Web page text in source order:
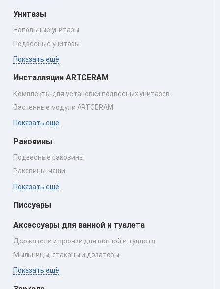
Унитазы
Напольные унитазы
Подвесные унитазы
Показать ещё
Инсталляции ARTCERAM
Комплекты для установки подвесных унитазов
Застенные модули ARTCERAM
Показать ещё
Раковины
Подвесные раковины
Раковины‑чаши
Показать ещё
Писсуары
Аксессуары для ванной и туалета
Держатели и крючки для ванной и туалета
Мыльницы, стаканы и дозаторы
Показать ещё